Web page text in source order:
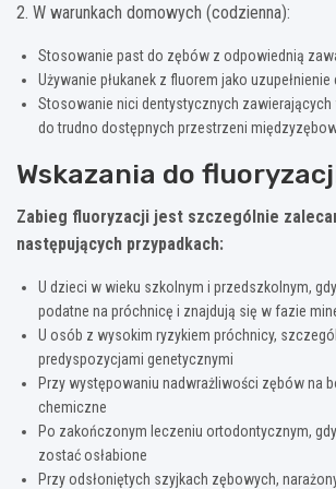
2. W warunkach domowych (codzienna):
Stosowanie past do zębów z odpowiednią
Używanie płukanek z fluorem jako
Stosowanie nici dentystycznych zawierających
do trudno dostępnych przestrzeni
Wskazania do
Zabieg fluoryzacji jest szczególnie
następujących przypadkach:
U dzieci w wieku szkolnym i przedszkolnym,
podatne na próchnicę i znajdują się w fazie
U osób z wysokim ryzykiem próchnicy,
predyspozycjami genetycznymi
Przy występowaniu nadwrażliwości zębów na
chemiczne
Po zakończonym leczeniu ortodontycznym,
zostać osłabione
Przy odsłoniętych szyjkach zębowych,